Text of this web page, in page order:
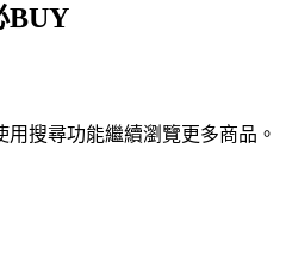
BUY
搜尋功能繼續瀏覽更多商品。